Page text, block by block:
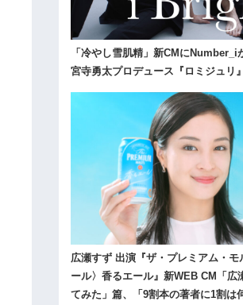
「冷やし雪肌精」新CMにNumber_i
宮寺勇太プロデュース『ロミジュリ』
広瀬すず 出演『ザ・プレミアム・
ール〉香るエール』新WEB CM「広
てみた」篇、「9割本の著者に1割は